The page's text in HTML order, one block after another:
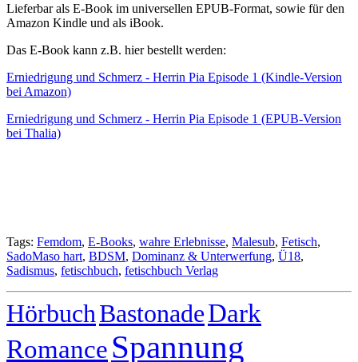
Lieferbar als E-Book im universellen EPUB-Format, sowie für den
Amazon Kindle und als iBook.
Das E-Book kann z.B. hier bestellt werden:
Erniedrigung und Schmerz - Herrin Pia Episode 1 (Kindle-Version
bei Amazon)
Erniedrigung und Schmerz - Herrin Pia Episode 1 (EPUB-Version
bei Thalia)
Tags: Femdom, E-Books, wahre Erlebnisse, Malesub, Fetisch,
SadoMaso hart, BDSM, Dominanz & Unterwerfung, Ü18,
Sadismus, fetischbuch, fetischbuch Verlag
HörbuchBastonadeDark
RomanceSpannung